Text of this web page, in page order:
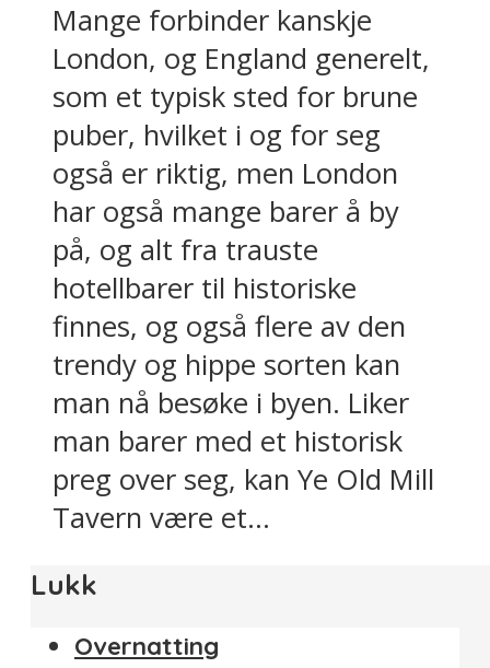
Mange forbinder kanskje
London, og England generelt,
som et typisk sted for brune
puber, hvilket i og for seg
også er riktig, men London
har også mange barer å by
på, og alt fra trauste
hotellbarer til historiske
finnes, og også flere av den
trendy og hippe sorten kan
man nå besøke i byen. Liker
man barer med et historisk
preg over seg, kan Ye Old Mill
Tavern være et...
Lukk
Overnatting